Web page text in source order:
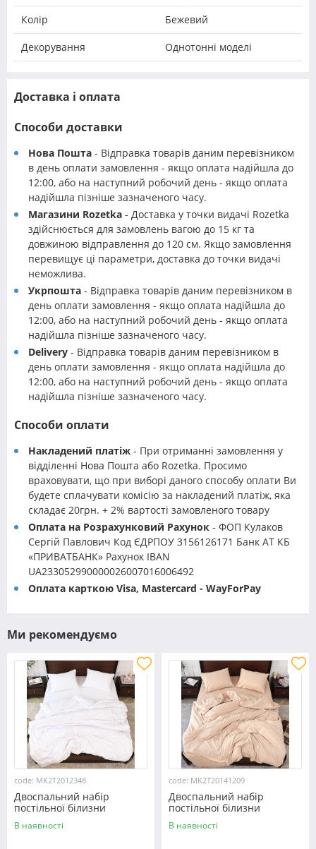
Колір Бежевий
Декорування Однотонні моделі
Доставка і оплата
Способи доставки
Нова Пошта - Відправка товарів даним перевізником
в день оплати замовлення - якщо оплата надійшла до
12:00, або на наступний робочий день - якщо оплата
надійшла пізніше зазначеного часу.
Магазини Rozetka - Доставка у точки видачі Rozetka
здійснюється для замовлень вагою до 15 кг та
довжиною відправлення до 120 см. Якщо замовлення
перевищує ці параметри, доставка до точки видачі
неможлива.
Укрпошта - Відправка товарів даним перевізником в
день оплати замовлення - якщо оплата надійшла до
12:00, або на наступний робочий день - якщо оплата
надійшла пізніше зазначеного часу.
Delivery - Відправка товарів даним перевізником в
день оплати замовлення - якщо оплата надійшла до
12:00, або на наступний робочий день - якщо оплата
надійшла пізніше зазначеного часу.
Способи оплати
Накладений платіж - При отриманні замовлення у
відділенні Нова Пошта або Rozetka. Просимо
враховувати, що при виборі даного способу оплати Ви
будете сплачувати комісію за накладений платіж, яка
складає 20грн. + 2% вартості замовленого товару
Оплата на Розрахунковий Рахунок - ФОП Кулаков
Сергій Павлович Код ЄДРПОУ 3156126171 Банк АТ КБ
«ПРИВАТБАНК» Рахунок IBAN
UA233052990000026007016006492
Оплата карткою Visa, Mastercard - WayForPay
Ми рекомендуємо
code: MK2T2012348
Двоспальний набір
постільної білизни
180*220 із мікрофібри
№2012348 Черешенка™
В наявності
code: MK2T20141209
Двоспальний набір
постільної білизни
180*220 із мікрофібри
№20141209 Черешенка™
В наявності